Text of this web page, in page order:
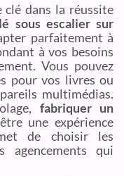
dans la réussite
sous escalier sur
parfaitement à
à vos besoins
Vous pouvez
pour vos livres ou
multimédias.
fabriquer un
une expérience
de choisir les
qui